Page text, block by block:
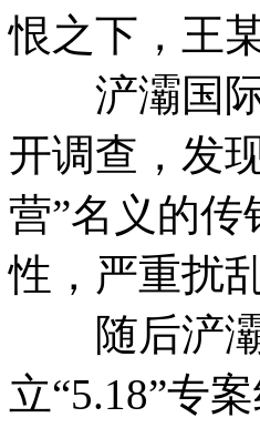
恨之下，王
浐灞国际
开调查，发
营”名义的
性，严重扰
随后浐灞
立“5.18”专